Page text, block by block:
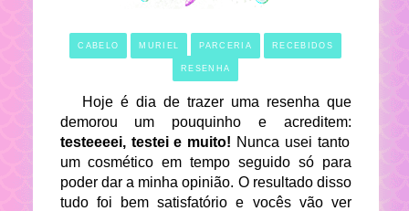
CABELO MURIEL PARCERIA RECEBIDOS
RESENHA
Hoje é dia de trazer uma resenha que
demorou um pouquinho e acreditem:
testeeeei, testei e muito! Nunca usei tanto
um cosmético em tempo seguido só para
poder dar a minha opinião. O resultado disso
tudo foi bem satisfatório e vocês vão ver